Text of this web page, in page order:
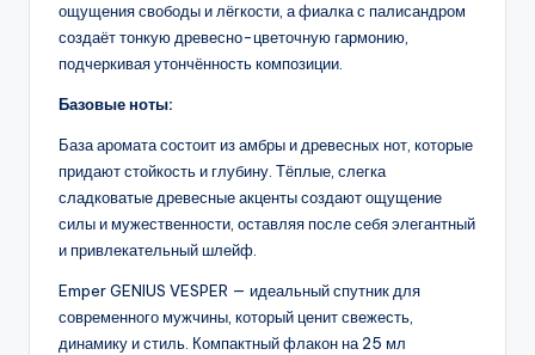
ощущения свободы и лёгкости, а фиалка с палисандром
создаёт тонкую древесно-цветочную гармонию,
подчеркивая утончённость композиции.
Базовые ноты:
База аромата состоит из амбры и древесных нот, которые
придают стойкость и глубину. Тёплые, слегка
сладковатые древесные акценты создают ощущение
силы и мужественности, оставляя после себя элегантный
и привлекательный шлейф.
Emper GENIUS VESPER — идеальный спутник для
современного мужчины, который ценит свежесть,
динамику и стиль. Компактный флакон на 25 мл